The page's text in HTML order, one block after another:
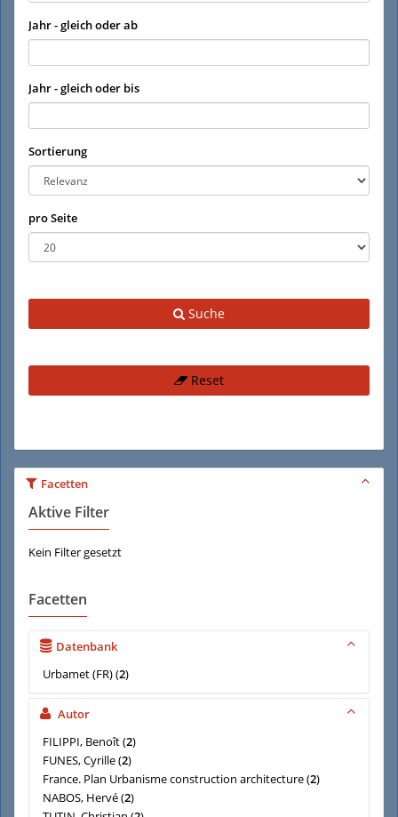
Jahr - gleich oder ab
Jahr - gleich oder bis
Sortierung
pro Seite
Suche
Reset
Facetten
Aktive Filter
Kein Filter gesetzt
Facetten
Datenbank
Urbamet (FR)(2)
Autor
FILIPPI, Benoît(2)
FUNES, Cyrille(2)
France. Plan Urbanisme construction architecture(2)
NABOS, Hervé(2)